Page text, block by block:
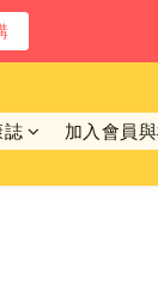
誌 加入會員